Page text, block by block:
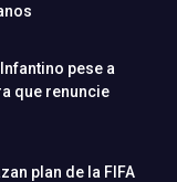
pese a
que renuncie
plan de la FIFA